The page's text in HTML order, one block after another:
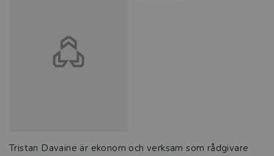
Tristan Davaine är ekonom och verksam som rådgivare